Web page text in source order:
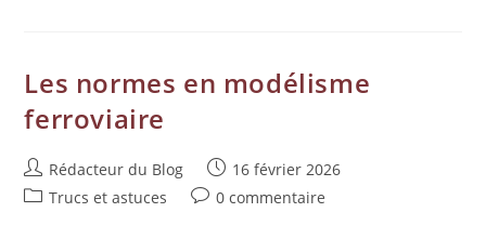
Les normes en modélisme
ferroviaire
Rédacteur du Blog
16 février 2026
Trucs et astuces
0 commentaire